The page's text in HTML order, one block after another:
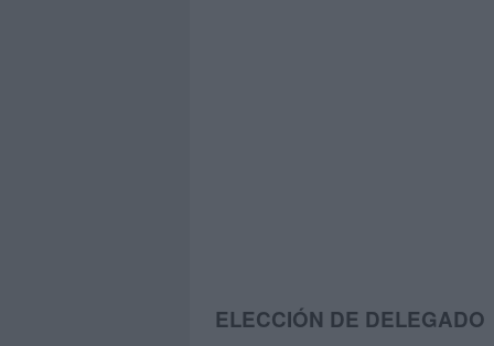
ELECCIÓN DE DELEGADO